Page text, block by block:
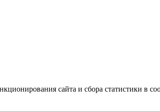
сайта и сбора статистики в